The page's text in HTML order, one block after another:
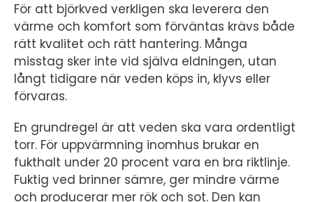
För att björkved verkligen ska leverera den
värme och komfort som förväntas krävs både
rätt kvalitet och rätt hantering. Många
misstag sker inte vid själva eldningen, utan
långt tidigare när veden köps in, klyvs eller
förvaras.
En grundregel är att veden ska vara ordentligt
torr. För uppvärmning inomhus brukar en
fukthalt under 20 procent vara en bra riktlinje.
Fuktig ved brinner sämre, ger mindre värme
och producerar mer rök och sot. Den kan